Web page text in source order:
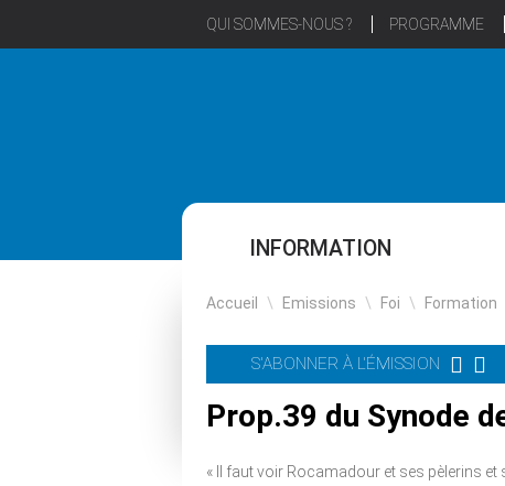
QUI SOMMES-NOUS ? PROGRAMME
INFORMATION
Accueil \ Emissions \ Foi \ Formation
S'ABONNER À L'ÉMISSION
Prop.39 du Synode
« Il faut voir Rocamadour et ses pèlerins